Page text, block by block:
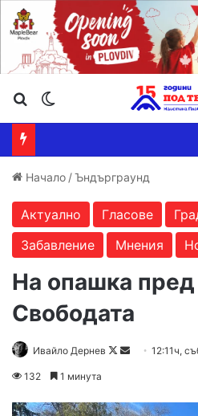
Търсене ...
Начало /Ъндърграунд
Актуално Гласове
Забавление
Мнения
На опашка
Свободата
Ивайло Дернев
F
l d
12:11ч,
132 1 минута